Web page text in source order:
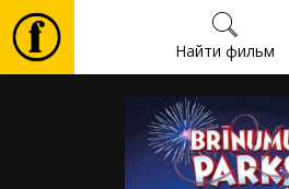
Найти фильм
Фильмы